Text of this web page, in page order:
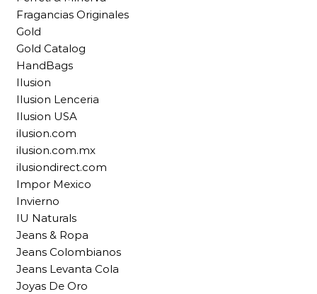
Fragancias Originales
Gold
Gold Catalog
HandBags
Ilusion
Ilusion Lenceria
Ilusion USA
ilusion.com
ilusion.com.mx
ilusiondirect.com
Impor Mexico
Invierno
IU Naturals
Jeans & Ropa
Jeans Colombianos
Jeans Levanta Cola
Joyas De Oro